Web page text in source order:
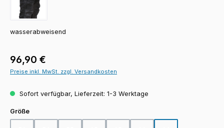
wasserabweisend
Regulärer Preis:
96,90 €
Preise inkl. MwSt. zzgl. Versandkosten
Sofort verfügbar, Lieferzeit: 1-3 Werktage
Größeauswählen